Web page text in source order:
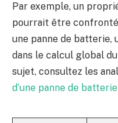
Par exemple, un
pourrait être
une panne de batterie,
dans le calcul global
sujet, consultez les
d’une panne de